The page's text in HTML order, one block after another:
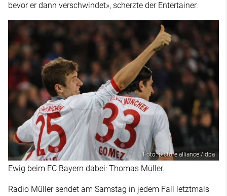
bevor er dann verschwindet», scherzte der Entertainer.
Foto: picture alliance / dpa
Ewig beim FC Bayern dabei: Thomas Müller.
Radio Müller sendet am Samstag in jedem Fall letztmals